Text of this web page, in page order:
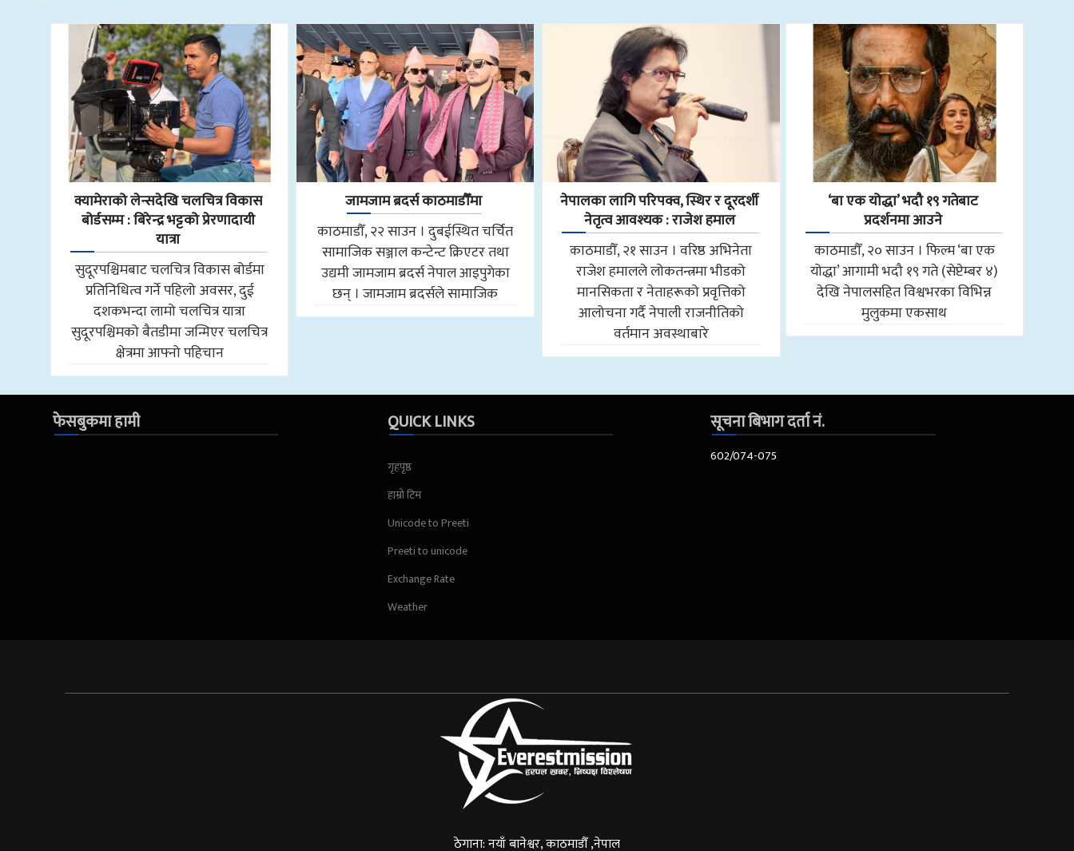
क्यामेराको लेन्सदेखि चलचित्र विकास
बोर्डसम्म : बिरेन्द्र भट्टको प्रेरणादायी
यात्रा
सुदूरपश्चिमबाट चलचित्र विकास बोर्डमा
प्रतिनिधित्व गर्ने पहिलो अवसर, दुई
दशकभन्दा लामो चलचित्र यात्रा
सुदूरपश्चिमको बैतडीमा जन्मिएर चलचित्र
क्षेत्रमा आफ्नो पहिचान
जामजाम ब्रदर्स काठमाडौँमा
काठमाडौँ, २२ साउन । दुबईस्थित चर्चित
सामाजिक सञ्जाल कन्टेन्ट क्रिएटर तथा
उद्यमी जामजाम ब्रदर्स नेपाल आइपुगेका
छन् । जामजाम ब्रदर्सले सामाजिक
नेपालका लागि परिपक्व, स्थिर र दूरदर्शी
नेतृत्व आवश्यक : राजेश हमाल
काठमाडौँ, २१ साउन । वरिष्ठ अभिनेता
राजेश हमालले लोकतन्त्रमा भीडको
मानसिकता र नेताहरूको प्रवृत्तिको
आलोचना गर्दै नेपाली राजनीतिको
वर्तमान अवस्थाबारे
‘बा एक योद्धा’ भदौ १९ गतेबाट
प्रदर्शनमा आउने
काठमाडौँ, २० साउन । फिल्म ‘बा एक
योद्धा’ आगामी भदौ १९ गते (सेप्टेम्बर ४)
देखि नेपालसहित विश्वभरका विभिन्न
मुलुकमा एकसाथ
फेसबुकमा हामी QUICK LINKS
गृहपृष्ठ
हाम्रो टिम
Unicode to Preeti
Preeti to unicode
Exchange Rate
Weather
सूचना बिभाग दर्ता नं.
602/074-075
ठेगाना: नयाँ बानेश्वर, काठमाडौँ ,नेपाल